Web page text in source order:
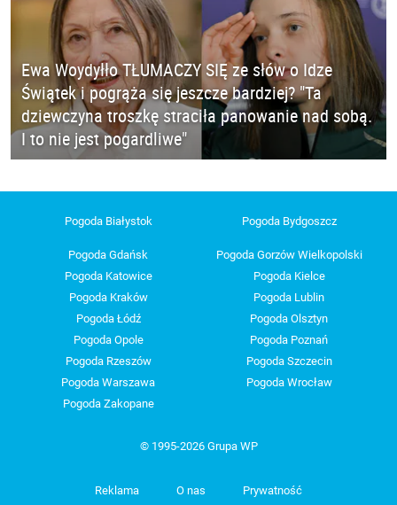
Ewa Woydyłło TŁUMACZY SIĘ ze słów o Idze
Świątek i pogrąża się jeszcze bardziej? "Ta
dziewczyna troszkę straciła panowanie nad sobą.
I to nie jest pogardliwe"
Pogoda Białystok Pogoda Bydgoszcz
Pogoda Gdańsk
Pogoda Gorzów Wielkopolski
Pogoda Katowice
Pogoda Kielce
Pogoda Kraków
Pogoda Lublin
Pogoda Łódź
Pogoda Olsztyn
Pogoda Opole
Pogoda Poznań
Pogoda Rzeszów
Pogoda Szczecin
Pogoda Warszawa
Pogoda Wrocław
Pogoda Zakopane
© 1995-2026 Grupa WP
Reklama O nas Prywatność